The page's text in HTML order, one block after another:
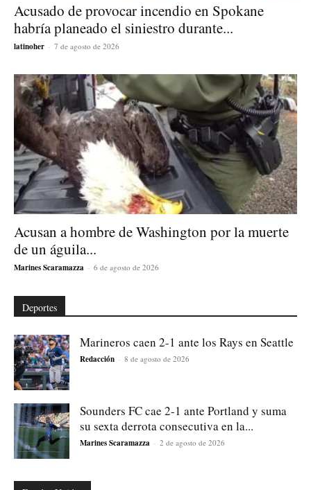
Acusado de provocar incendio en Spokane
habría planeado el siniestro durante...
latinoher - 7 de agosto de 2026
Acusan a hombre de Washington por la muerte
de un águila...
Marines Scaramazza - 6 de agosto de 2026
Deportes
Marineros caen 2-1 ante los Rays en Seattle
Redacción - 8 de agosto de 2026
Sounders FC cae 2-1 ante Portland y suma
su sexta derrota consecutiva en la...
Marines Scaramazza - 2 de agosto de 2026